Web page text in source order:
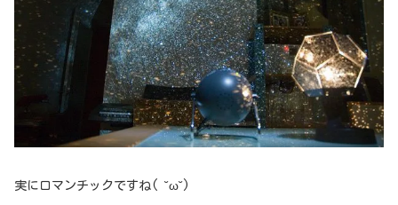
実にロマンチックですね( ˘ω˘)